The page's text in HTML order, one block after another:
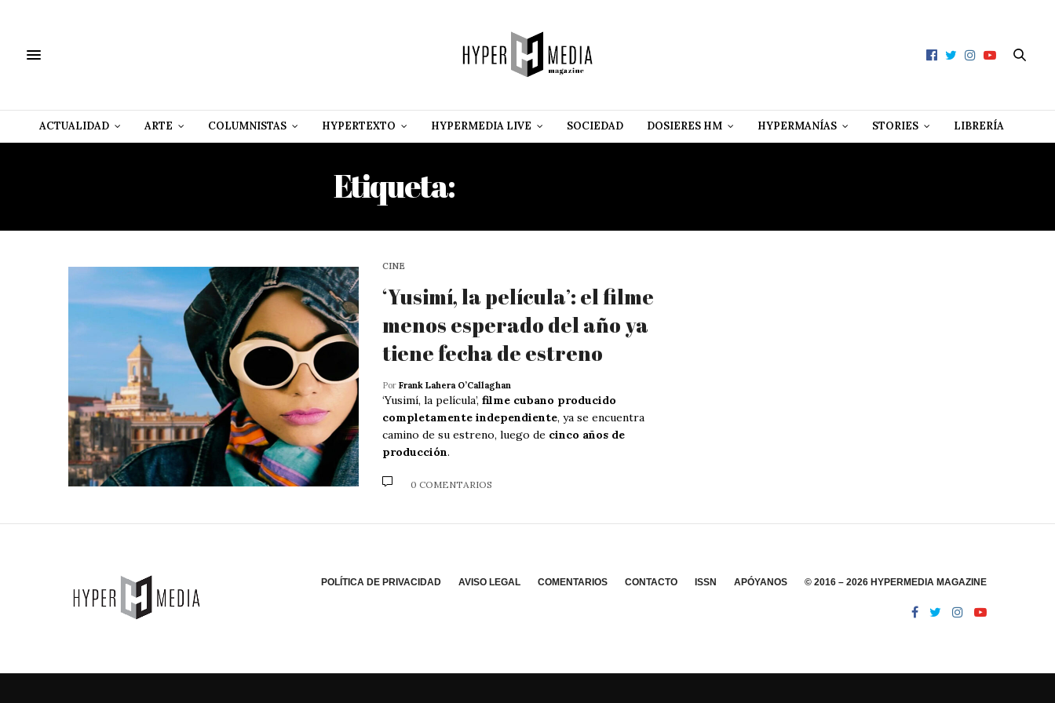
ACTUALIDAD ARTE COLUMNISTAS HYPERTEXTO HYPERMEDIA LIVE SOCIEDAD DOSIERES HM HYPERMANÍAS STORIES LIBRERÍA
Etiqueta:
CINE
‘Yusimí, la películaʼ: el filme
menos esperado del año ya
tiene fecha de estreno
Por Frank Lahera O’Callaghan
‘Yusimí, la película’, filme cubano producido
completamente independiente, ya se encuentra
camino de su estreno, luego de cinco años de
producción.
0 COMENTARIOS
POLÍTICA DE PRIVACIDAD AVISO LEGAL COMENTARIOS CONTACTO ISSN APÓYANOS © 2016 – 2026 HYPERMEDIA MAGAZINE